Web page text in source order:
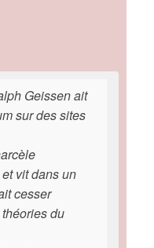
Geissen ait
sur des sites
vit dans un
cesser
du